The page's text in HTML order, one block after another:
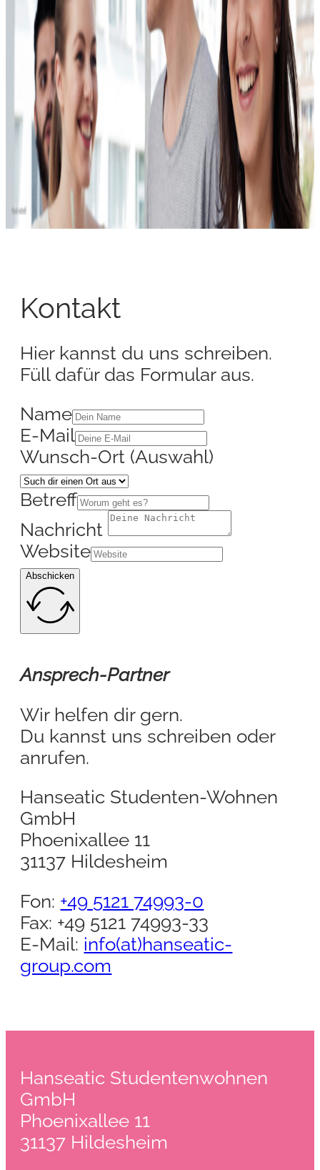
Kontakt
Hier kannst du uns schreiben.
Füll dafür das Formular aus.
Name
E-Mail
Wunsch-Ort (Auswahl)
Betreff
Nachricht
Website
Abschicken
Ansprech-Partner
Wir helfen dir gern.
Du kannst uns schreiben oder
anrufen.
Hanseatic Studenten-Wohnen
GmbH
Phoenixallee 11
31137 Hildesheim
Fon: +49 5121 74993-0
Fax: +49 5121 74993-33
E-Mail: info(at)hanseatic-
group.com
Hanseatic Studentenwohnen
GmbH
Phoenixallee 11
31137 Hildesheim